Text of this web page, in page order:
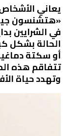
يعاني
«هتشنسون
في الشرايين
الحالة بشكل
أو سكتة
تتفاقم هذه
وتهدد حياة